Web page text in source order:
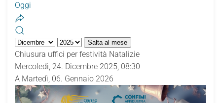
Oggi
Salta al mese
Chiusura uffici per festività Natalizie
Mercoledì, 24. Dicembre 2025, 08:30
A Martedì, 06. Gennaio 2026